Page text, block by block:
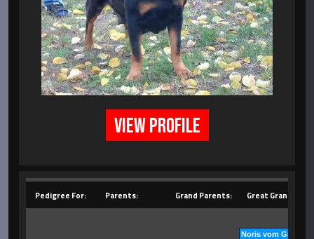
VIEW PROFILE
Pedigree For: Parents: Grand Parents: Great Grand
Noris vom